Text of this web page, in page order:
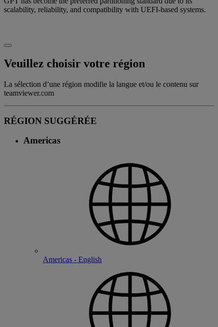
scalability, reliability, and compatibility with UEFI-based systems.
Veuillez choisir votre région
La sélection d’une région modifie la langue et/ou le contenu sur
teamviewer.com
RÉGION SUGGÉRÉE
Americas
Americas - English